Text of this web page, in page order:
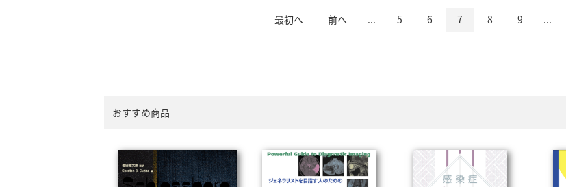
お買い物を続ける カートへ進む
最初へ 前へ ... 5 6 7 8 9 ...
おすすめ商品